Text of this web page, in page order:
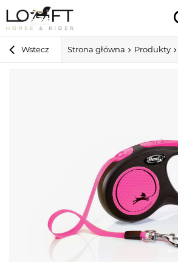
Wstecz Strona główna Produkty